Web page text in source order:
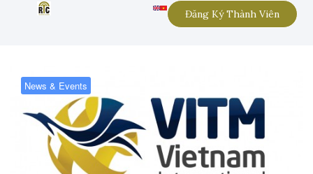
Đăng Ký Thành Viên
News & Events